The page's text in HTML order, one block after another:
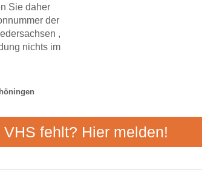
Sie daher
der
,
nichts im
KVHS HELMSTEDT
Bötticherstr. 2, 38350 Helmstedt
VHS fehlt? Hier melden!